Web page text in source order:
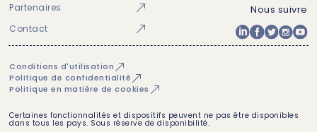
Partenaires
Contact
Nous suivre
Conditions d'utilisation
Politique de confidentialité
Politique en matière de cookies
Certaines fonctionnalités et dispositifs peuvent ne pas être disponibles
dans tous les pays. Sous réserve de disponibilité.